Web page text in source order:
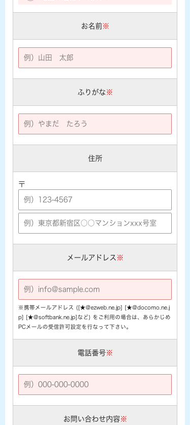
お名前※
ふりがな※
住所
〒
メールアドレス ※
※携帯メールアドレス ([★@ezweb.ne.jp] [★@docomo.ne.j
p] [★@softbank.ne.jp]など) をご利用の場合は、あらかじめ
PCメールの受信許可設定を行なって下さい。
電話番号※
お問い合わせ内容※